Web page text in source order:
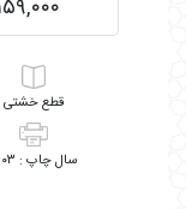
۱۵۹,۰۰۰
خشتی